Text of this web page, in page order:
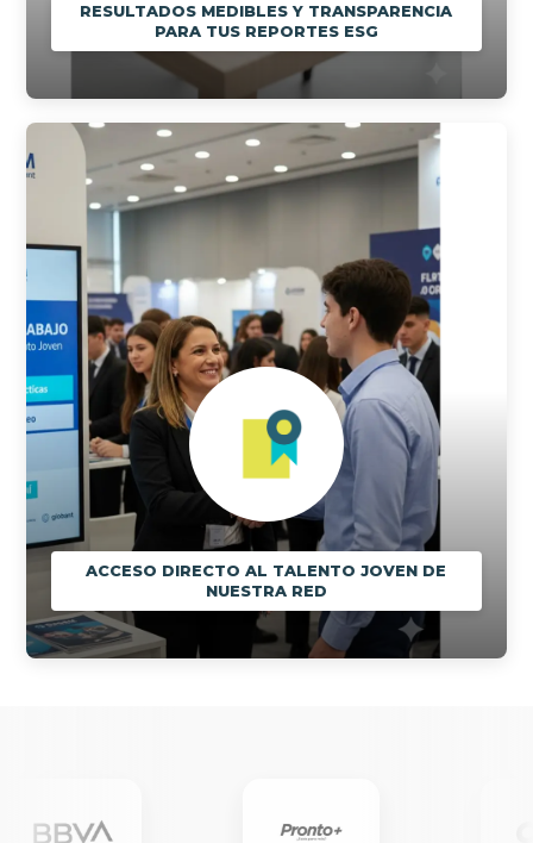
RESULTADOS MEDIBLES Y TRANSPARENCIA
PARA TUS REPORTES ESG
ACCESO DIRECTO AL TALENTO JOVEN DE
NUESTRA RED